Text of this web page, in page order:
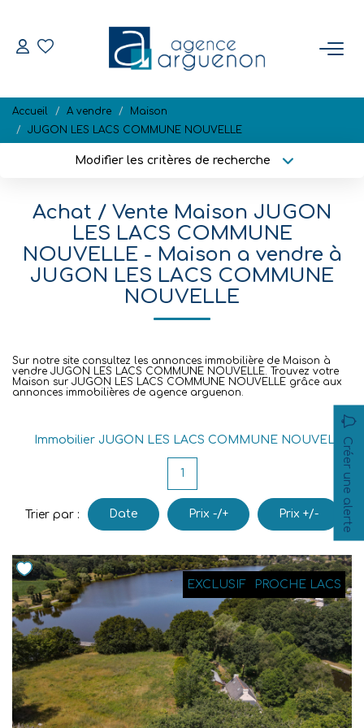
Nos Biens Disponibles
Estimation
Biens Vendus
NOTRE RÉGION
L'AGENCE
Nos Agences
Nous Rejoindre
Livre D'or
CONTACT
EN
Accueil A vendre
Maison
JUGON LES LACS COMMUNE NOUVELLE
Modifier les critères de recherche
Surface min Budget max
Plus de critères Créer une alerte
Achat / Vente Maison JUGON
LES LACS COMMUNE
NOUVELLE - Maison a vendre à
JUGON LES LACS COMMUNE
NOUVELLE
Sur notre site consultez les annonces immobilière de Maison à
vendre JUGON LES LACS COMMUNE NOUVELLE. Trouvez votre
Maison sur JUGON LES LACS COMMUNE NOUVELLE grâce aux
annonces immobilières de agence arguenon.
Immobilier JUGON LES LACS COMMUNE NOUVELLE
Créer une alerte
1
Trier par : Date Prix -/+ Prix +/-
EXCLUSIF PROCHE LACS